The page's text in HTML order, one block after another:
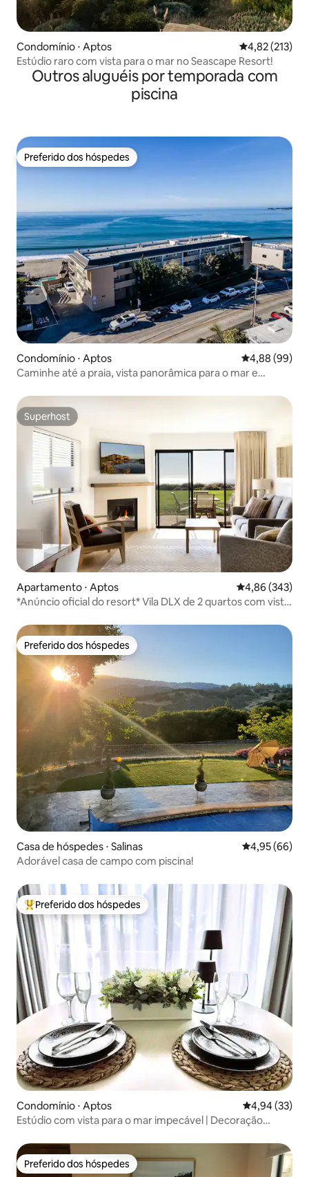
Condomínio ⋅ Aptos 4,82 de uma
4,82 (213)
Estúdio raro com vista para o mar no Seascape Resort!
Outros aluguéis por temporada com
piscina
Preferido dos hóspedes
Preferido dos hóspedes
Condomínio ⋅ Aptos 4,88 de uma
4,88 (99)
Caminhe até a praia, vista panorâmica para o mar e
Superhost
Superhost
Apartamento ⋅ Aptos 4,86 de uma
4,86 (343)
*Anúncio oficial do resort* Vila DLX de 2 quartos com vista
Preferido dos hóspedes
Preferido dos hóspedes
Casa de hóspedes ⋅ Salinas 4,95 de uma
4,95 (66)
Adorável casa de campo com piscina!
Entre os melhores preferidos dos hóspedes
Preferido dos hóspedes
Condomínio ⋅ Aptos 4,94 de uma
4,94 (33)
Estúdio com vista para o mar impecável | Decoração
Preferido dos hóspedes
Preferido dos hóspedes